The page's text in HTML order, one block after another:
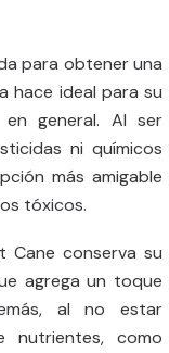
para obtener una
hace ideal para su
general. Al ser
ni químicos
más amigable
tóxicos.
Cane conserva su
agrega un toque
al no estar
nutrientes, como